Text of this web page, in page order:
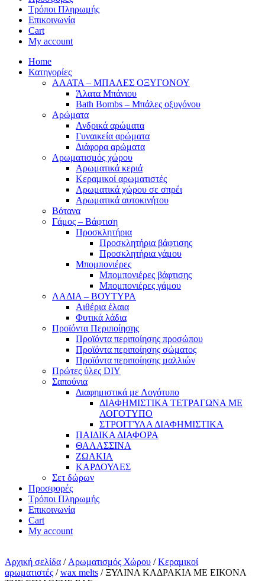
Τρόποι Πληρωμής
Επικοινωνία
Cart
My account
Home
Κατηγορίες
ΑΛΑΤΑ – ΜΠΑΛΕΣ ΟΞΥΓΟΝΟΥ
Άλατα Μπάνιου
Bath Bombs – Μπάλες οξυγόνου
Αρώματα
Ανδρικά αρώματα
Γυναικεία αρώματα
Διάφορα αρώματα
Αρωματισμός χώρου
Αρωματικά κεριά
Kεραμικοί αρωματιστές
Αρωματικά χώρου σε σπρέι
Aρωματικά αυτοκινήτου
Βότανα
Γάμος – Βάφτιση
Προσκλητήρια
Προσκλητήρια βάφτισης
Προσκλητήρια γάμου
Μπομπονιέρες
Μπομπονιέρες βάφτισης
Μπομπονιέρες γάμου
ΛΑΔΙΑ – ΒΟΥΤΥΡΑ
Αιθέρια έλαια
Φυτικά λάδια
Προϊόντα Περιποίησης
Προϊόντα περιποίησης προσώπου
Προϊόντα περιποίησης σώματος
Προϊόντα περιποίησης μαλλιών
Πρώτες ύλες DIY
Σαπούνια
Διαφημιστικά με Λογότυπο
ΔΙΑΦΗΜΙΣΤΙΚΑ ΤΕΤΡΑΓΩΝΑ ΜΕ
ΛΟΓΟΤΥΠΟ
ΣΤΡΟΓΓΥΛΑ ΔΙΑΦΗΜΙΣΤΙΚΑ
ΠΑΙΔΙΚΑ ΔΙΑΦΟΡΑ
ΘΑΛΑΣΣΙΝΑ
ΖΩΑΚΙΑ
ΚΑΡΔΟΥΛΕΣ
Σετ δώρων
Προσφορές
Τρόποι Πληρωμής
Επικοινωνία
Cart
My account
Αρχική σελίδα / Αρωματισμός Χώρου /Kεραμικοί
αρωματιστές /wax melts / ΞΥΛΙΝΑ ΚΑΔΡΑΚΙΑ ΜΕ ΕΙΚΟΝΑ